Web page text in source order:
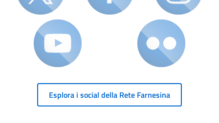
Esplora i social della Rete Farnesina